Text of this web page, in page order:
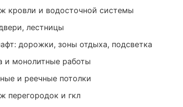
кровли и водосточной системы
лестницы
дорожки, зоны отдыха, подсветка
и монолитные работы
и реечные потолки
перегородок и гкл